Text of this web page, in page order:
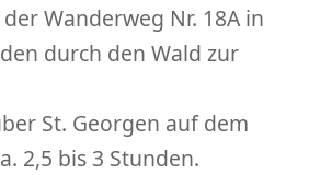
Wanderweg Nr. 18A in
durch den Wald zur
St. Georgen auf dem
2,5 bis 3 Stunden.